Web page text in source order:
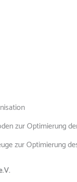
zur Optimierung
zur Optimierung